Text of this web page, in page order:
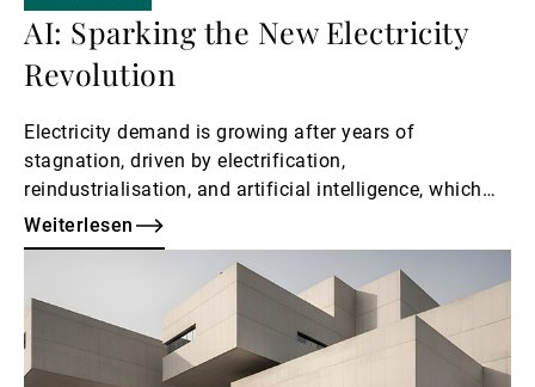
AI: Sparking the New Electricity
Revolution
Electricity demand is growing after years of
stagnation, driven by electrification,
reindustrialisation, and artificial intelligence, which
are outpacing infrastructure expansion.
Weiterlesen